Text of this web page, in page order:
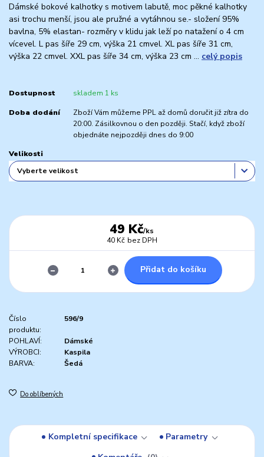
Dámské bokové kalhotky s motivem labutě, moc pěkné kalhotky
asi trochu menší, jsou ale pružné a vytáhnou se.- složení 95%
bavlna, 5% elastan- rozměry v klidu jak leží po natažení o 4 cm
vícevel. L pas šíře 29 cm, výška 21 cmvel. XL pas šíře 31 cm,
výška 22 cmvel. XXL pas šíře 34 cm, výška 23 cm ... celý popis
Dostupnost skladem 1 ks
Doba dodání
Zboží Vám můžeme PPL až domů doručit již zítra do
20:00. Zásilkovnou o den později. Stačí, když zboží
objednáte nejpozději dnes do 9:00
Velikosti
49 Kč/ks
40 Kč bez DPH
Přidat do košíku
Číslo
produktu:
596/9
POHLAVÍ:
Dámské
VÝROBCI:
Kaspila
BARVA:
Šedá
Do oblíbených
Kompletní specifikace
Parametry